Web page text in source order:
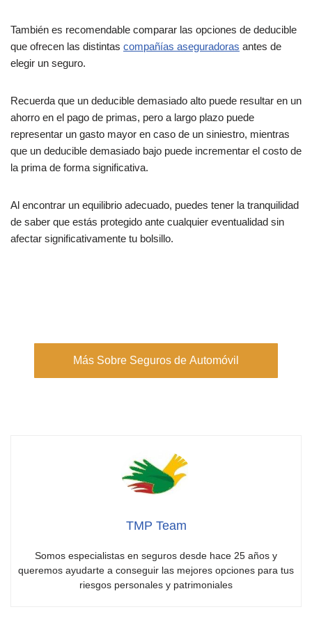
También es recomendable comparar las opciones de deducible
que ofrecen las distintas compañías aseguradoras antes de
elegir un seguro.
Recuerda que un deducible demasiado alto puede resultar en un
ahorro en el pago de primas, pero a largo plazo puede
representar un gasto mayor en caso de un siniestro, mientras
que un deducible demasiado bajo puede incrementar el costo de
la prima de forma significativa.
Al encontrar un equilibrio adecuado, puedes tener la tranquilidad
de saber que estás protegido ante cualquier eventualidad sin
afectar significativamente tu bolsillo.
Más Sobre Seguros de Automóvil
TMP Team
Somos especialistas en seguros desde hace 25 años y
queremos ayudarte a conseguir las mejores opciones para tus
riesgos personales y patrimoniales